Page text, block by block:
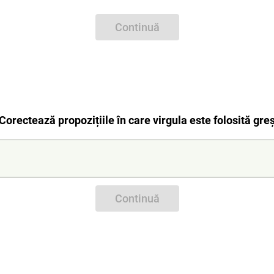
Continuă
propozițiile în care virgula este folosită
Continuă